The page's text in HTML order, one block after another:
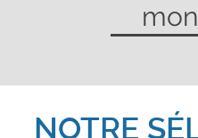
NOTRE